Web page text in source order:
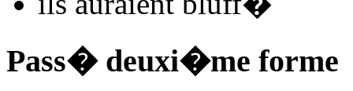
Pass� deuxi�me forme